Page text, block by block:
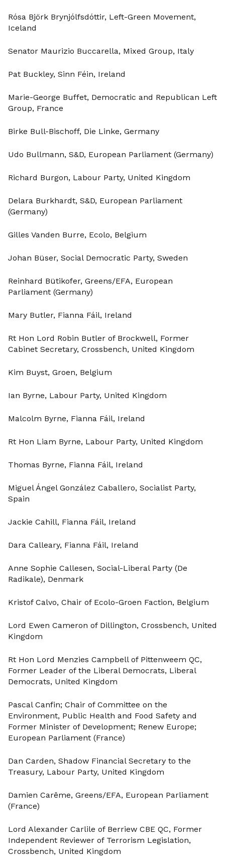
Rósa Björk Brynjólfsdóttir, Left-Green Movement,
Iceland
Senator Maurizio Buccarella, Mixed Group, Italy
Pat Buckley, Sinn Féin, Ireland
Marie-George Buffet, Democratic and Republican Left
Group, France
Birke Bull-Bischoff, Die Linke, Germany
Udo Bullmann, S&D, European Parliament (Germany)
Richard Burgon, Labour Party, United Kingdom
Delara Burkhardt, S&D, European Parliament
(Germany)
Gilles Vanden Burre, Ecolo, Belgium
Johan Büser, Social Democratic Party, Sweden
Reinhard Bütikofer, Greens/EFA, European
Parliament (Germany)
Mary Butler, Fianna Fáil, Ireland
Rt Hon Lord Robin Butler of Brockwell, Former
Cabinet Secretary, Crossbench, United Kingdom
Kim Buyst, Groen, Belgium
Ian Byrne, Labour Party, United Kingdom
Malcolm Byrne, Fianna Fáil, Ireland
Rt Hon Liam Byrne, Labour Party, United Kingdom
Thomas Byrne, Fianna Fáil, Ireland
Miguel Ángel González Caballero, Socialist Party,
Spain
Jackie Cahill, Fianna Fáil, Ireland
Dara Calleary, Fianna Fáil, Ireland
Anne Sophie Callesen, Social-Liberal Party (De
Radikale), Denmark
Kristof Calvo, Chair of Ecolo-Groen Faction, Belgium
Lord Ewen Cameron of Dillington, Crossbench, United
Kingdom
Rt Hon Lord Menzies Campbell of Pittenweem QC,
Former Leader of the Liberal Democrats, Liberal
Democrats, United Kingdom
Pascal Canfin; Chair of Committee on the
Environment, Public Health and Food Safety and
Former Minister of Development; Renew Europe;
European Parliament (France)
Dan Carden, Shadow Financial Secretary to the
Treasury, Labour Party, United Kingdom
Damien Carême, Greens/EFA, European Parliament
(France)
Lord Alexander Carlile of Berriew CBE QC, Former
Independent Reviewer of Terrorism Legislation,
Crossbench, United Kingdom